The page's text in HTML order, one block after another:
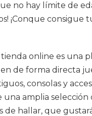
no hay límite de
¡Conque consigue
online es una
de forma directa
consolas y
amplia selección
de hallar, que